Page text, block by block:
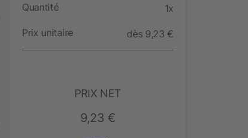
Quantité 1x
Prix unitaire dès 9,23 €
PRIX NET
9,23 €